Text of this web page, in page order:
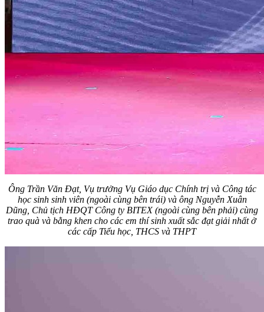
Ông Trần Văn Đạt, Vụ trưởng Vụ Giáo dục Chính trị và Công tác
học sinh sinh viên (ngoài cùng bên trái) và ông Nguyễn Xuân
Dũng, Chủ tịch HĐQT Công ty BITEX (ngoài cùng bên phải) cùng
trao quà và bằng khen cho các em thí sinh xuất sắc đạt giải nhất ở
các cấp Tiểu học, THCS và THPT